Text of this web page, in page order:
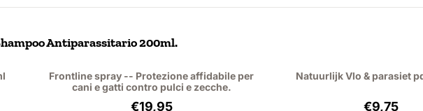
Antiparassitario 200ml.
6,61
Frontline spray -- Protezione affidabile per
cani e gatti contro pulci e zecche.
Prezzo: 19,95, IVA esclusa: 18,30
€19,95
Natuurlijk Vlo & parasiet
Prezzo:
€9,75